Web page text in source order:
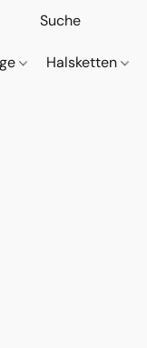
Halsketten